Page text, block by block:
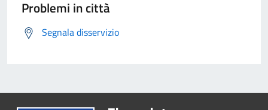
Problemi in città
Segnala disservizio